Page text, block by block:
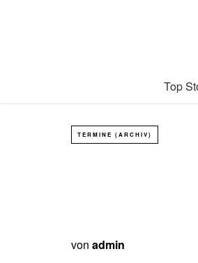
Top
TERMINE (ARCHIV)
von admin